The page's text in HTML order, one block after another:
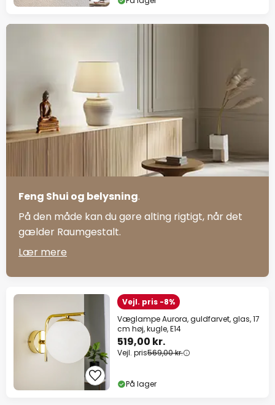
Feng Shui og belysning.
På den måde kan du gøre alting rigtigt, når det
gælder Raumgestalt.
Lær mere
Vejl. pris -8%
Væglampe Aurora, guldfarvet, glas, 17
cm høj, kugle, E14
519,00 kr.
Vejl. pris569,00 kr.
På lager